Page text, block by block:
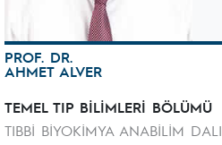
PROF. DR.
AHMET ALVER
TEMEL TIP BİLİMLERİ BÖLÜMÜ
TIBBİ BİYOKİMYA ANABİLİM DALI